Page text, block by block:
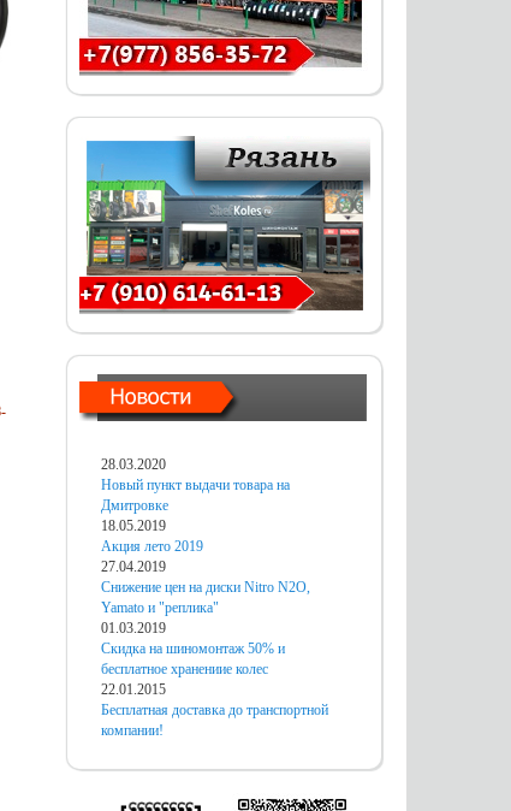
28.03.2020
Новый пункт выдачи товара на
Дмитровке
18.05.2019
Акция лето 2019
27.04.2019
Снижение цен на диски Nitro N2O,
Yamato и "реплика"
01.03.2019
Скидка на шиномонтаж 50% и
бесплатное хранениие колес
22.01.2015
Бесплатная доставка до транспортной
компании!